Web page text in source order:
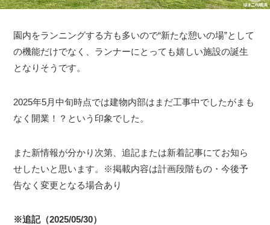
園内をランニングする方も多いので“新たな憩いの場”として
の機能だけでなく、ランナーにとっても嬉しい施設の誕生
となりそうです。
2025年5月中旬時点では建物内部はまだ工事中でしたがまも
なく開業！？という印象でした。
また新情報が分かり次第、追記または新着記事にてお知ら
せしたいと思います。※掲載内容は計画段階もの・今後予
告なく変更となる場合あり
※追記（2025/05/30）